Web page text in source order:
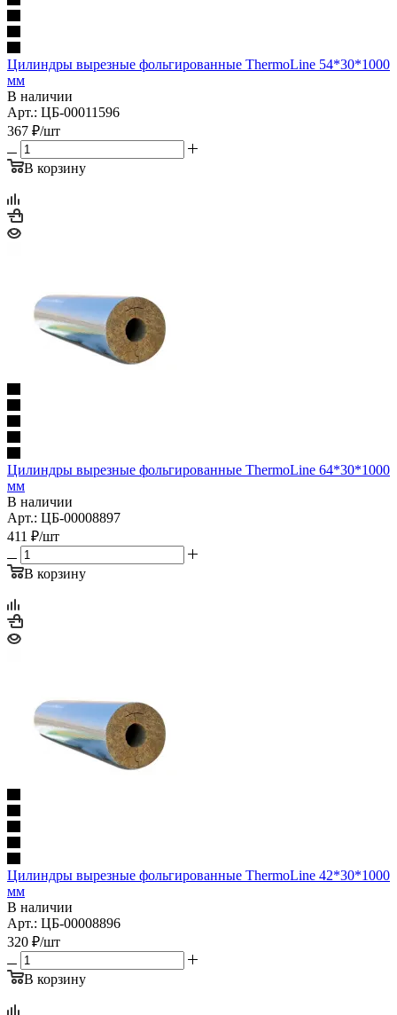
Цилиндры вырезные фольгированные ThermoLine 54*30*1000
мм
В наличии
Арт.: ЦБ-00011596
367 ₽/шт
В корзину
Цилиндры вырезные фольгированные ThermoLine 64*30*1000
мм
В наличии
Арт.: ЦБ-00008897
411 ₽/шт
В корзину
Цилиндры вырезные фольгированные ThermoLine 42*30*1000
мм
В наличии
Арт.: ЦБ-00008896
320 ₽/шт
В корзину